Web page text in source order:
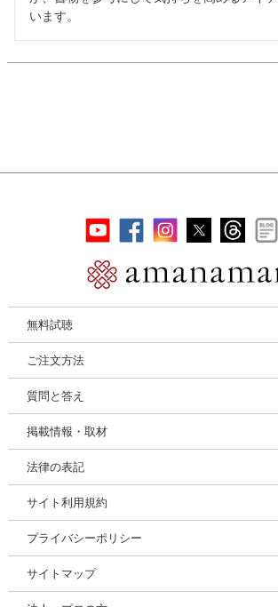
います。
無料試聴
ご注文方法
質問と答え
掲載情報・取材
法律の表記
サイト利用規約
プライバシーポリシー
サイトマップ